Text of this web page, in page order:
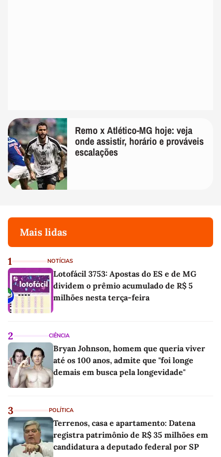
Remo x Atlético-MG hoje: veja
onde assistir, horário e prováveis
escalações
Mais lidas
1 NOTÍCIAS
Lotofácil 3753: Apostas do ES e de MG
dividem o prêmio acumulado de R$ 5
milhões nesta terça-feira
2 CIÊNCIA
Bryan Johnson, homem que queria viver
até os 100 anos, admite que "foi longe
demais em busca pela longevidade"
3 POLÍTICA
Terrenos, casa e apartamento: Datena
registra patrimônio de R$ 35 milhões em
candidatura a deputado federal por SP